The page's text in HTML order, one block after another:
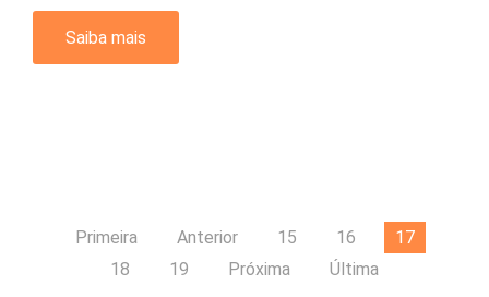
Saiba mais
Primeira Anterior 15 16
17
18
19 Próxima Última